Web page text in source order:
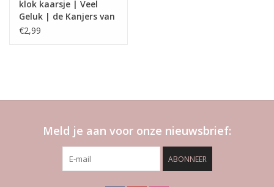
klok kaarsje | Veel
Geluk | de Kanjers van
's Heeren Loo
€2,99
Meld je aan voor onze nieuwsbrief:
ABONNEER